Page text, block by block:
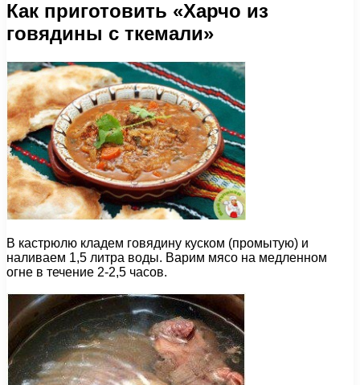
Как приготовить «Харчо из
говядины с ткемали»
В кастрюлю кладем говядину куском (промытую) и
наливаем 1,5 литра воды. Варим мясо на медленном
огне в течение 2-2,5 часов.